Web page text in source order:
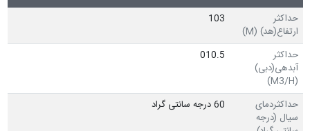
حداکثر
ارتفاع(هد) (M)
103
حداکثر
آبدهی(دبی)
(M3/H)
010.5
حداکثردمای
سیال (درجه
60 درجه سانتی گراد